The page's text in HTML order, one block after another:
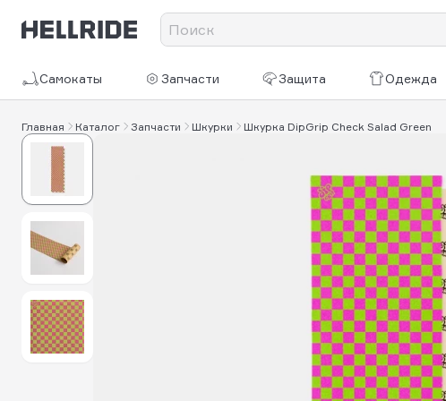
Самокаты Запчасти Защита Одежда
Главная Каталог Запчасти Шкурки Шкурка DipGrip Check Salad Green